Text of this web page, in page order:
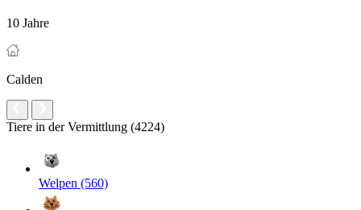
10 Jahre
Calden
Tiere in der Vermittlung (4224)
Welpen (560)